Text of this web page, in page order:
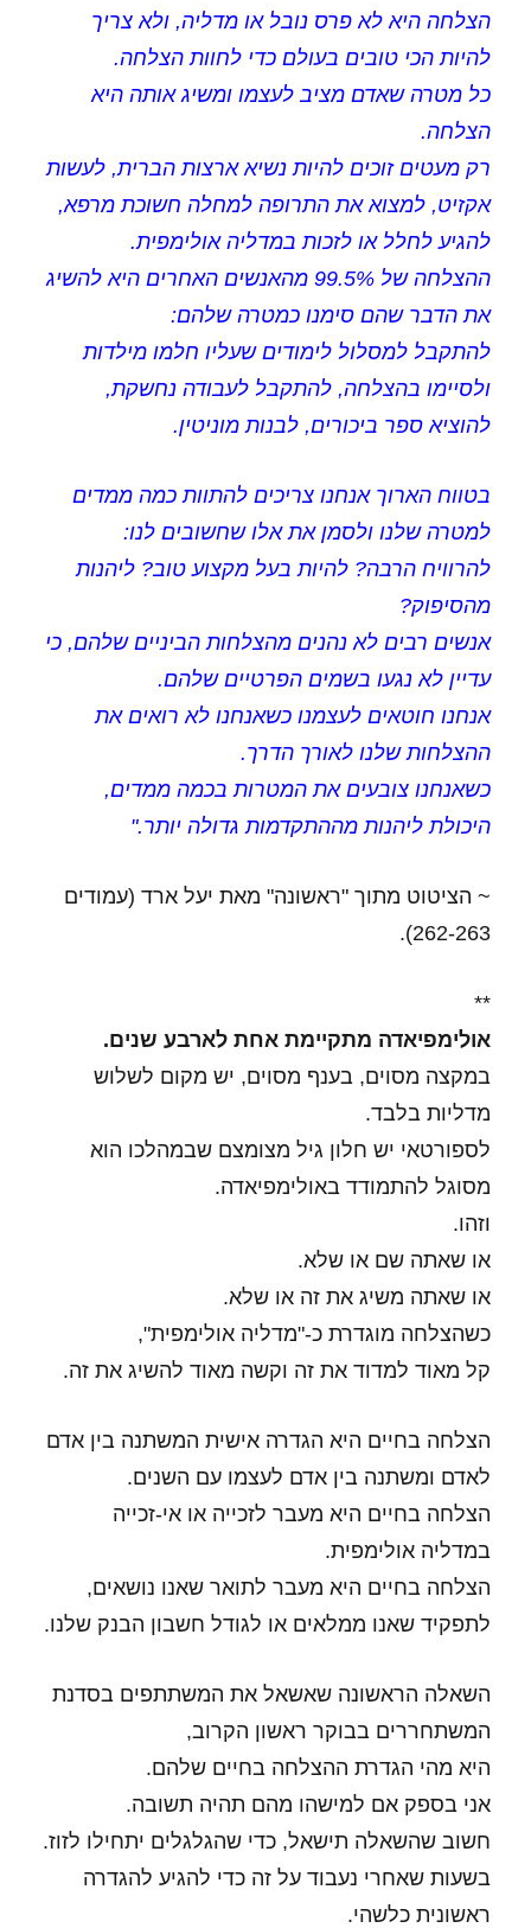
הצלחה היא לא פרס נובל או מדליה, ולא צריך
להיות הכי טובים בעולם כדי לחוות הצלחה.
כל מטרה שאדם מציב לעצמו ומשיג אותה היא
הצלחה.
רק מעטים זוכים להיות נשיא ארצות הברית, לעשות
אקזיט, למצוא את התרופה למחלה חשוכת מרפא,
להגיע לחלל או לזכות במדליה אולימפית.
ההצלחה של 99.5% מהאנשים האחרים היא להשיג
את הדבר שהם סימנו כמטרה שלהם:
להתקבל למסלול לימודים שעליו חלמו מילדות
ולסיימו בהצלחה, להתקבל לעבודה נחשקת,
להוציא ספר ביכורים, לבנות מוניטין.
בטווח הארוך אנחנו צריכים להתוות כמה ממדים
למטרה שלנו ולסמן את אלו שחשובים לנו:
להרוויח הרבה? להיות בעל מקצוע טוב? ליהנות
מהסיפוק?
אנשים רבים לא נהנים מהצלחות הביניים שלהם, כי
עדיין לא נגעו בשמים הפרטיים שלהם.
אנחנו חוטאים לעצמנו כשאנחנו לא רואים את
ההצלחות שלנו לאורך הדרך.
כשאנחנו צובעים את המטרות בכמה ממדים,
היכולת ליהנות מההתקדמות גדולה יותר."
~ הציטוט מתוך "ראשונה" מאת יעל ארד (עמודים
262-263).
**
אולימפיאדה מתקיימת אחת לארבע שנים.
במקצה מסוים, בענף מסוים, יש מקום לשלוש
מדליות בלבד.
לספורטאי יש חלון גיל מצומצם שבמהלכו הוא
מסוגל להתמודד באולימפיאדה.
וזהו.
או שאתה שם או שלא.
או שאתה משיג את זה או שלא.
כשהצלחה מוגדרת כ-"מדליה אולימפית",
קל מאוד למדוד את זה וקשה מאוד להשיג את זה.
הצלחה בחיים היא הגדרה אישית המשתנה בין אדם
לאדם ומשתנה בין אדם לעצמו עם השנים.
הצלחה בחיים היא מעבר לזכייה או אי-זכייה
במדליה אולימפית.
הצלחה בחיים היא מעבר לתואר שאנו נושאים,
לתפקיד שאנו ממלאים או לגודל חשבון הבנק שלנו.
השאלה הראשונה שאשאל את המשתתפים בסדנת
המשתחררים בבוקר ראשון הקרוב,
היא מהי הגדרת ההצלחה בחיים שלהם.
אני בספק אם למישהו מהם תהיה תשובה.
חשוב שהשאלה תישאל, כדי שהגלגלים יתחילו לזוז.
בשעות שאחרי נעבוד על זה כדי להגיע להגדרה
ראשונית כלשהי.